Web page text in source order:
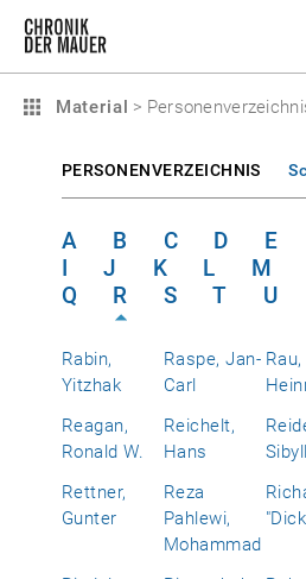
Material >
PERSONENVERZEICHNIS
A B C D E
I
J K L M
Q
R S T U
Rabin,
Yitzhak
Raspe, Jan-
Carl
Rau,
Reagan,
Ronald W.
Reichelt,
Hans
Rettner,
Gunter
Reza
Pahlewi,
Mohammad